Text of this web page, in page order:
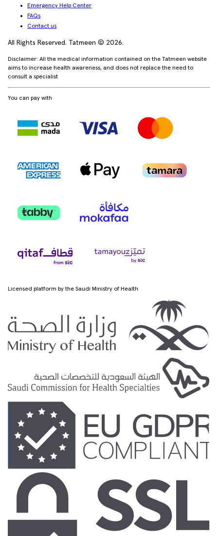
Emergency Help Center
FAQs
Contact us
All Rights Reserved. Tatmeen © 2026.
Disclaimer: All the medical information contained on the Tatmeen website
aims to increase health awareness, and does not replace the need to
consult a specialist
You can pay with
Licensed platform by the Saudi Ministry of Health